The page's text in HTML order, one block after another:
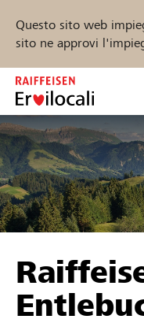
Questo sito web
sito ne approvi
Zum
Inhalt
springen
Sostenere
Aiuto &
Trova progetti e